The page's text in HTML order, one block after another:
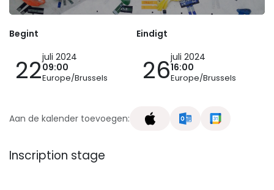
Begint
22juli 2024
09:00
Europe/Brussels
Eindigt
26juli 2024
16:00
Europe/Brussels
Aan de kalender toevoegen:
Inscription stage